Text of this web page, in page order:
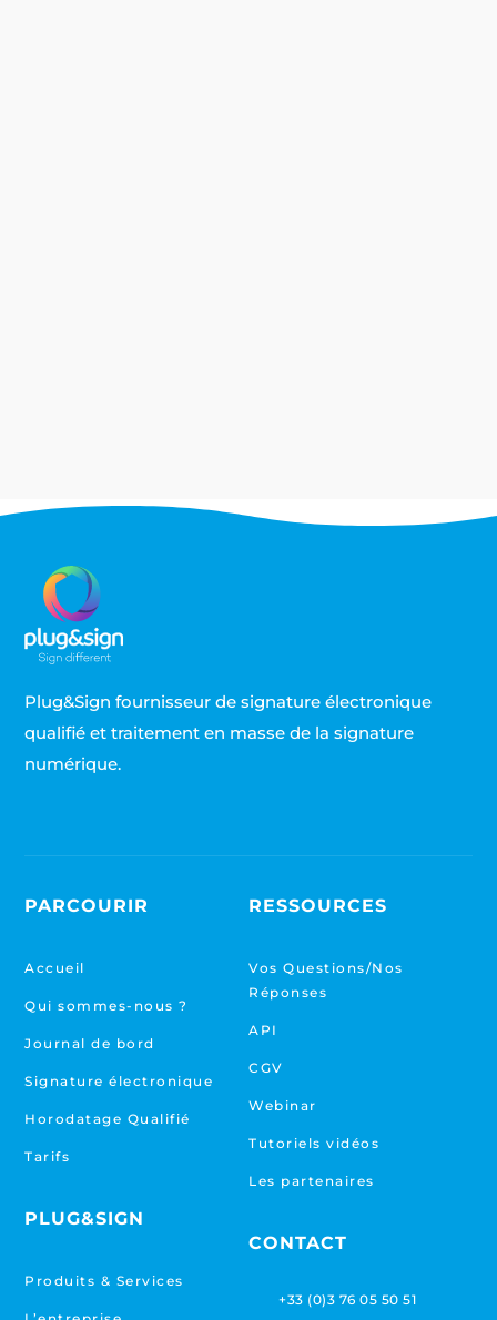
Plug&Sign fournisseur de signature électronique
qualifié et traitement en masse de la signature
numérique.
PARCOURIR
Accueil
Qui sommes-nous ?
Journal de bord
Signature électronique
Horodatage Qualifié
Tarifs
PLUG&SIGN
Produits & Services
RESSOURCES
Vos Questions/Nos
Réponses
API
CGV
Webinar
Tutoriels vidéos
Les partenaires
CONTACT
+33 (0)3 76 05 50 51